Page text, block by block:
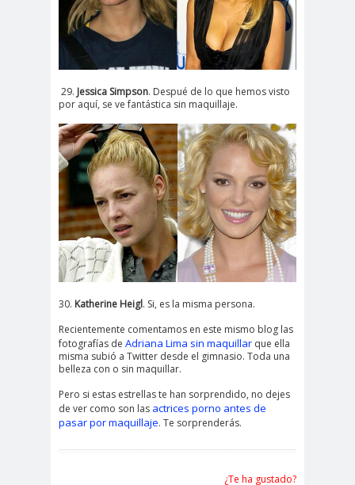
29. Jessica Simpson. Despué de lo que hemos visto
por aquí, se ve fantástica sin maquillaje.
30. Katherine Heigl. Si, es la misma persona.
Recientemente comentamos en este mismo blog las
fotografías de Adriana Lima sin maquillar que ella
misma subió a Twitter desde el gimnasio. Toda una
belleza con o sin maquillar.
Pero si estas estrellas te han sorprendido, no dejes
de ver como son las actrices porno antes de
pasar por maquillaje. Te sorprenderás.
¿Te ha gustado?